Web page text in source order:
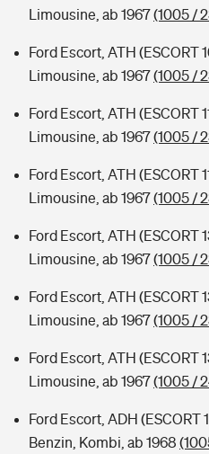
Limousine, ab 1967(1005 /
Ford Escort, ATH (ESCORT
Limousine, ab 1967(1005 /
Ford Escort, ATH (ESCORT
Limousine, ab 1967(1005 /
Ford Escort, ATH (ESCORT
Limousine, ab 1967(1005 /
Ford Escort, ATH (ESCORT
Limousine, ab 1967(1005 /
Ford Escort, ATH (ESCORT
Limousine, ab 1967(1005 /
Ford Escort, ATH (ESCORT
Limousine, ab 1967(1005 /
Ford Escort, ADH (ESCORT
Benzin, Kombi, ab 1968